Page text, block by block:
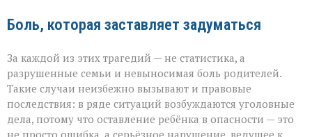
Боль, которая заставляет задуматься
За каждой из этих трагедий — не статистика, а
разрушенные семьи и невыносимая боль родителей.
Такие случаи неизбежно вызывают и правовые
последствия: в ряде ситуаций возбуждаются уголовные
дела, потому что оставление ребёнка в опасности — это